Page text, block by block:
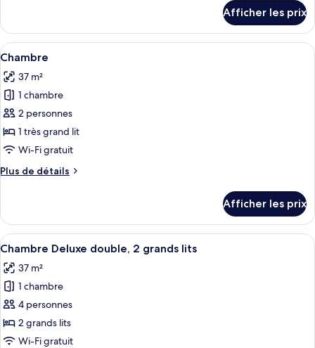
King
Deluxe
Spa
King
Afficher les prix
Afficher
toutes
les
photos
pour
ce
type
chambre :
Une salle de bain moderne avec
5
Chambre
37 m²
1 chambre
2 personnes
1 très grand lit
Wi-Fi gratuit
Plus de détails
Plus
Chambre
Afficher les prix
Afficher
toutes
les
photos
pour
ce
type
Une chambre d’hôtel avec deux
4
Chambre Deluxe double, 2 grands lits
37 m²
1 chambre
4 personnes
2 grands lits
Wi-Fi gratuit